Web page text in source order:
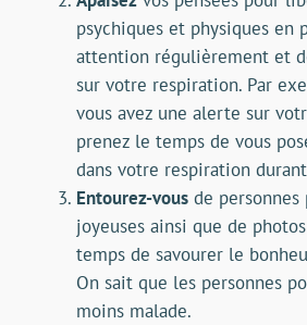
psychiques et physiques en
attention régulièrement et
sur votre respiration. Par
vous avez une alerte sur
prenez le temps de vous
dans votre respiration
Entourez-vous de
joyeuses ainsi que de
temps de savourer le
On sait que les personnes
moins malade.